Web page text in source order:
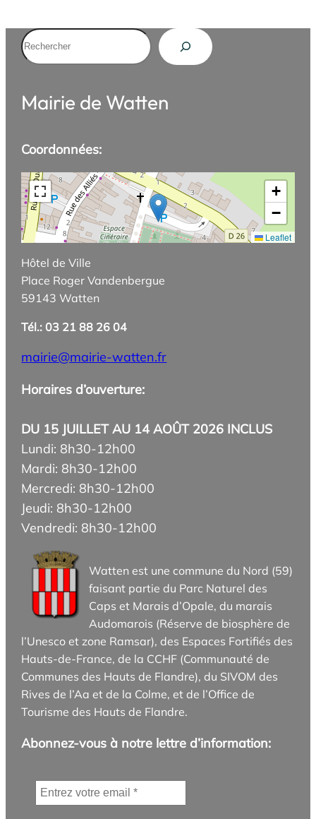
Rechercher
Mairie de Watten
Coordonnées:
+
−
Leaflet
Hôtel de Ville
Place Roger Vandenbergue
59143 Watten
Tél.: 03 21 88 26 04
mairie@mairie-watten.fr
Horaires d’ouverture:
DU 15 JUILLET AU 14 AOÛT 2026 INCLUS
Lundi: 8h30-12h00
Mardi: 8h30-12h00
Mercredi: 8h30-12h00
Jeudi: 8h30-12h00
Vendredi: 8h30-12h00
Watten est une commune du Nord (59)
faisant partie du Parc Naturel des
Caps et Marais d’Opale, du marais
Audomarois (Réserve de biosphère de
l’Unesco et zone Ramsar), des Espaces Fortifiés des
Hauts-de-France, de la CCHF (Communauté de
Communes des Hauts de Flandre), du SIVOM des
Rives de l’Aa et de la Colme, et de l’Office de
Tourisme des Hauts de Flandre.
Abonnez-vous à notre lettre d’information: